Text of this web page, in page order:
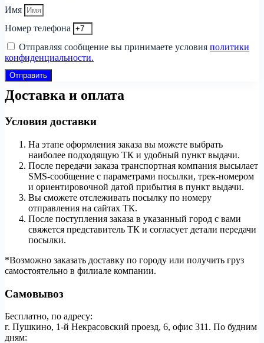
Имя
Номер телефона
Отправляя сообщение вы принимаете условия политики
конфиденциальности.
Отправить
Доставка и оплата
Условия доставки
На этапе оформления заказа вы можете выбрать
наиболее подходящую ТК и удобный пункт выдачи.
После передачи заказа транспортная компания высылает
SMS-сообщение с параметрами посылки, трек-номером
и ориентировочной датой прибытия в пункт выдачи.
Вы сможете отслеживать посылку по номеру
отправления на сайтах ТК.
После поступления заказа в указанный город с вами
свяжется представитель ТК и согласует детали передачи
посылки.
*Возможно заказать доставку по городу или получить груз
самостоятельно в филиале компании.
Самовывоз
Бесплатно, по адресу:
г. Пушкино, 1-й Некрасовский проезд, 6, офис 311. По будним
дням: